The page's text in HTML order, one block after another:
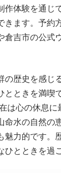
作体験を通じ
きます。予約
倉吉市の公式
の歴史を感じ
とときを満喫
は心の休息に
水の自然の
魅力的です。
ひとときを過